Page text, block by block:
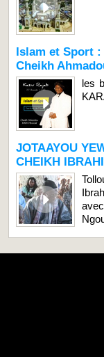
Islam et Sport
Cheikh
les
JOTAAYOU
CHEIKH